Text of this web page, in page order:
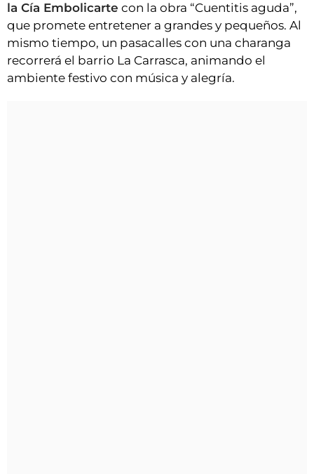
la Cía Embolicarte con la obra “Cuentitis aguda”,
que promete entretener a grandes y pequeños. Al
mismo tiempo, un pasacalles con una charanga
recorrerá el barrio La Carrasca, animando el
ambiente festivo con música y alegría.